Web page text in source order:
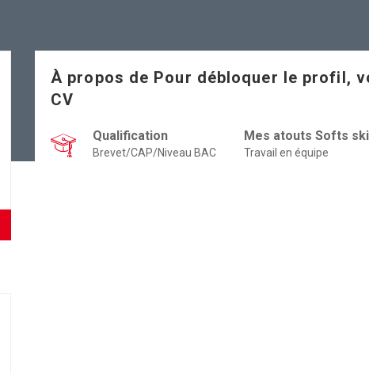
À propos de Pour débloquer le profil,
CV
Qualification
Brevet/CAP/Niveau BAC
Mes atouts Softs
Travail en équipe